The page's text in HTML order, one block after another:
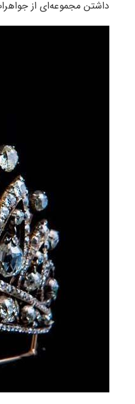
داشتن مجموعه‌ای از